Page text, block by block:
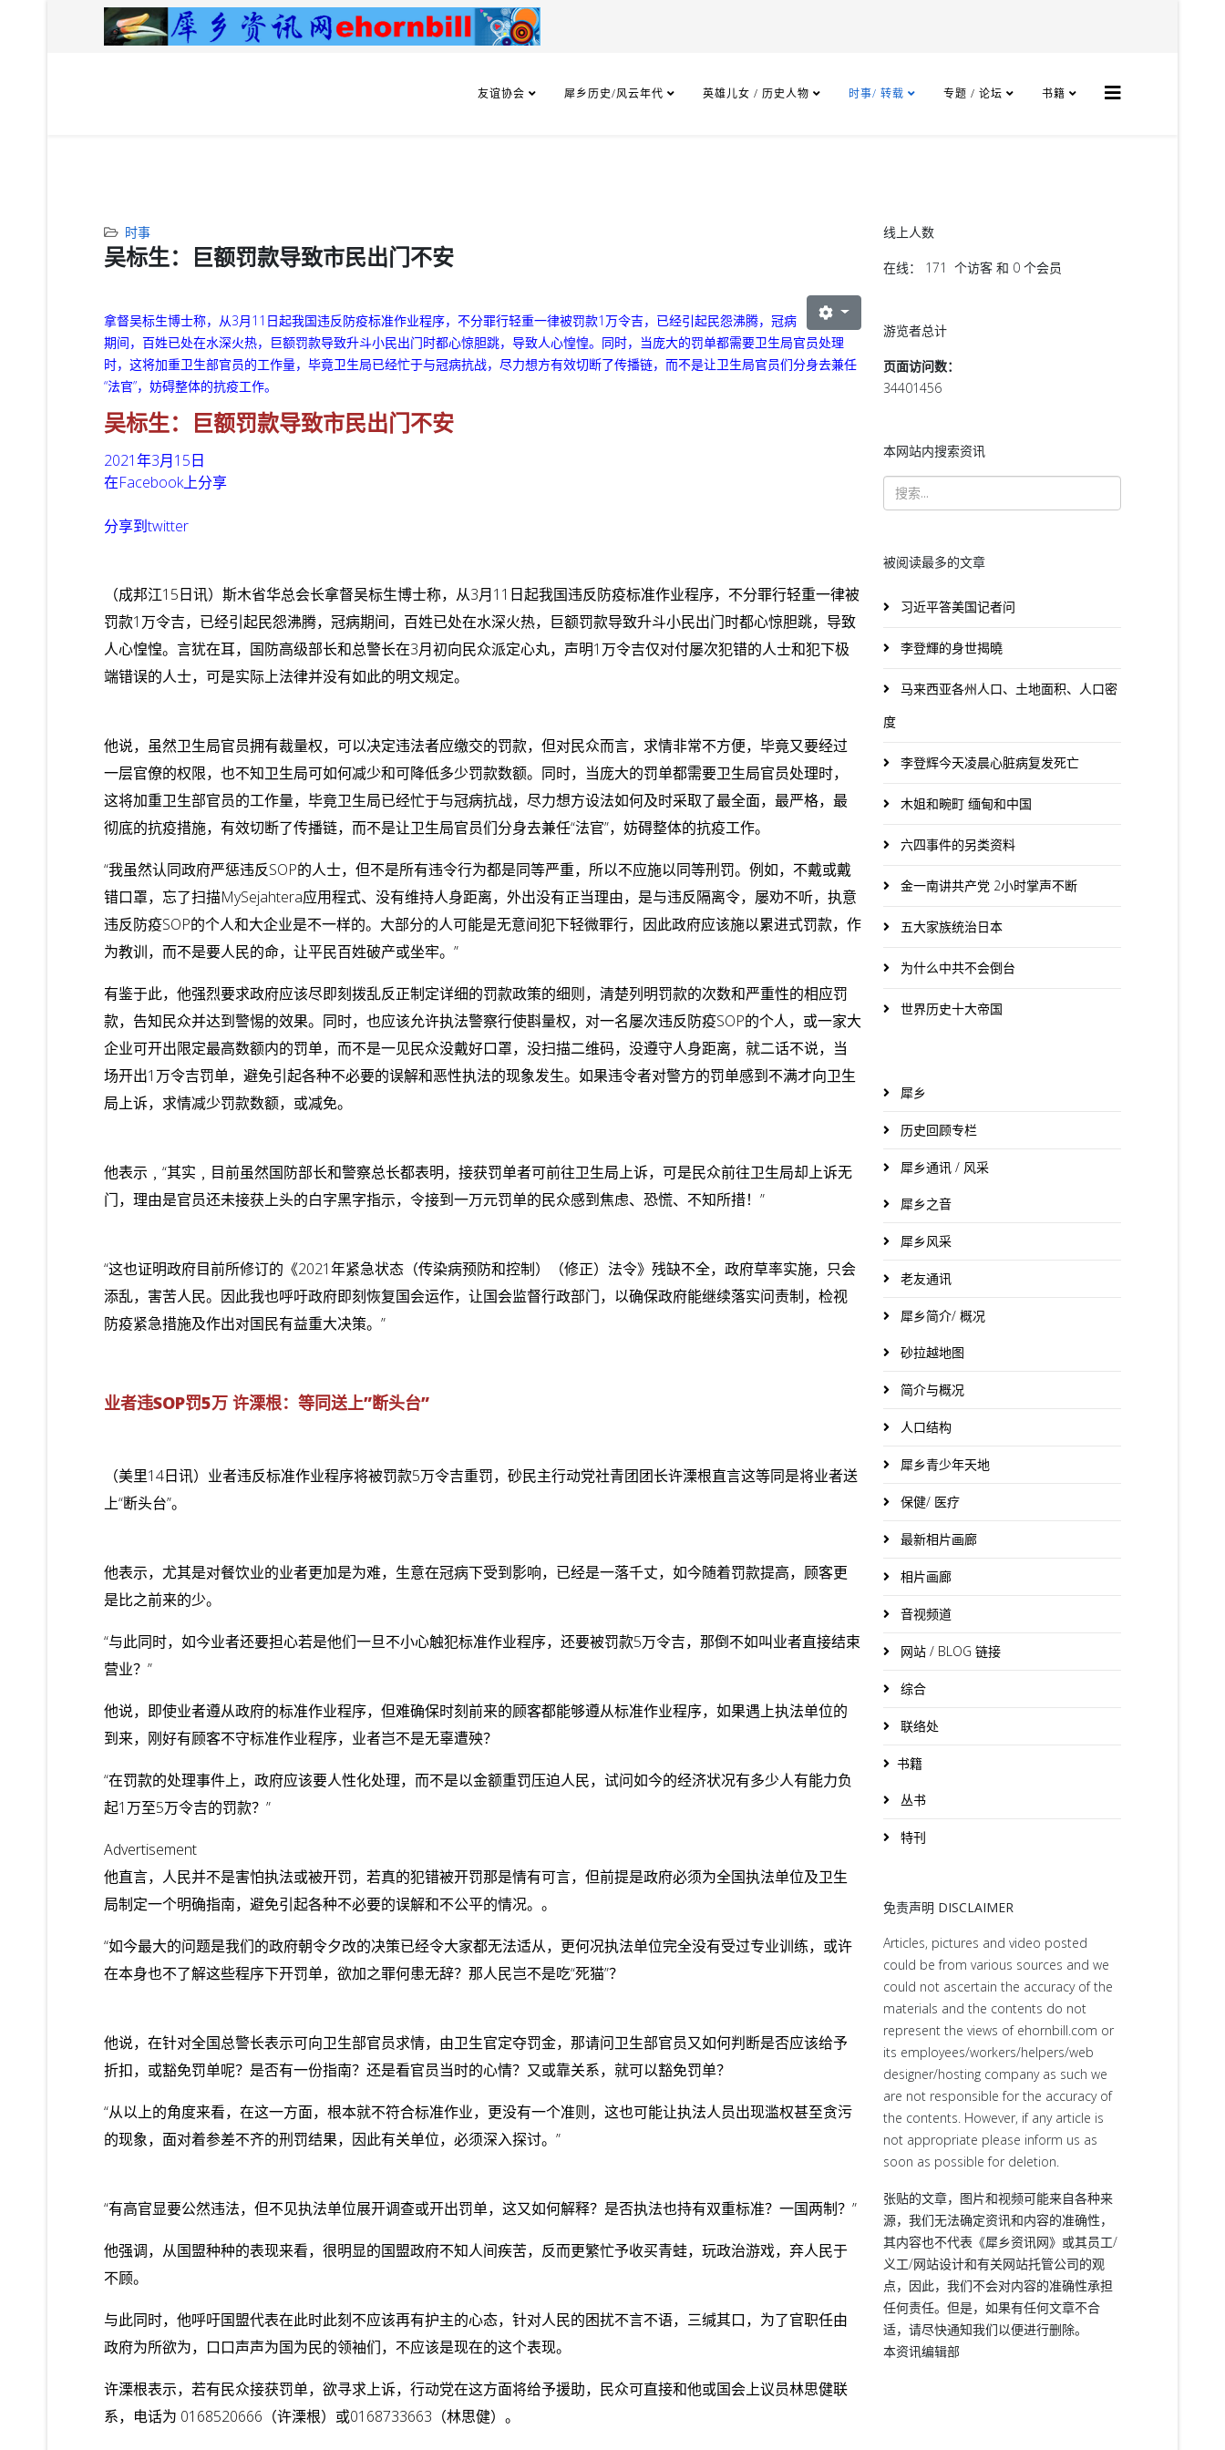
友谊协会 犀乡历史/风云年代 英雄儿女 / 历史人物 时事/ 转载 专题 / 论坛 书籍
时事
吴标生：巨额罚款导致市民出门不安
拿督吴标生博士称，从3月11日起我国违反防疫标准作业程序，不分罪行轻重一律被罚款1万令吉，已经引起民怨沸腾，冠病
期间，百姓已处在水深火热，巨额罚款导致升斗小民出门时都心惊胆跳，导致人心惶惶。 同时，当庞大的罚单都需要卫生局官员处理
时，这将加重卫生部官员的工作量，毕竟卫生局已经忙于与冠病抗战，尽力想方有效切断了传播链，而不是让卫生局官员们分身去兼任
“法官”，妨碍整体的抗疫工作。
吴标生：巨额罚款导致市民出门不安
2021年3月15日
在Facebook上分享
分享到twitter
（成邦江15日讯）斯木省华总会长拿督吴标生博士称，从3月11日起我国违反防疫标准作业程序，不分罪行轻重一律被
罚款1万令吉，已经引起民怨沸腾，冠病期间，百姓已处在水深火热，巨额罚款导致升斗小民出门时都心惊胆跳，导致
人心惶惶。言犹在耳，国防高级部长和总警长在3月初向民众派定心丸，声明1万令吉仅对付屡次犯错的人士和犯下极
端错误的人士，可是实际上法律并没有如此的明文规定。
他说，虽然卫生局官员拥有裁量权，可以决定违法者应缴交的罚款，但对民众而言，求情非常不方便，毕竟又要经过
一层官僚的权限，也不知卫生局可如何减少和可降低多少罚款数额。同时，当庞大的罚单都需要卫生局官员处理时，
这将加重卫生部官员的工作量，毕竟卫生局已经忙于与冠病抗战，尽力想方设法如何及时采取了最全面，最严格，最
彻底的抗疫措施，有效切断了传播链，而不是让卫生局官员们分身去兼任“法官”，妨碍整体的抗疫工作。
“我虽然认同政府严惩违反SOP的人士，但不是所有违令行为都是同等严重，所以不应施以同等刑罚。例如，不戴或戴
错口罩，忘了扫描MySejahtera应用程式、没有维持人身距离，外出没有正当理由，是与违反隔离令，屡劝不听，执意
违反防疫SOP的个人和大企业是不一样的。大部分的人可能是无意间犯下轻微罪行，因此政府应该施以累进式罚款，作
为教训，而不是要人民的命，让平民百姓破产或坐牢。”
有鉴于此，他强烈要求政府应该尽即刻拨乱反正制定详细的罚款政策的细则，清楚列明罚款的次数和严重性的相应罚
款，告知民众并达到警惕的效果。同时，也应该允许执法警察行使斟量权，对一名屡次违反防疫SOP的个人，或一家大
企业可开出限定最高数额内的罚单，而不是一见民众没戴好口罩，没扫描二维码，没遵守人身距离，就二话不说，当
场开出1万令吉罚单，避免引起各种不必要的误解和恶性执法的现象发生。如果违令者对警方的罚单感到不满才向卫生
局上诉，求情减少罚款数额，或减免。
他表示﹐“其实﹐目前虽然国防部长和警察总长都表明，接获罚单者可前往卫生局上诉，可是民众前往卫生局却上诉无
门，理由是官员还未接获上头的白字黑字指示，令接到一万元罚单的民众感到焦虑、恐慌、不知所措！”
“这也证明政府目前所修订的《2021年紧急状态（传染病预防和控制）（修正）法令》残缺不全，政府草率实施，只会
添乱，害苦人民。因此我也呼吁政府即刻恢复国会运作，让国会监督行政部门，以确保政府能继续落实问责制，检视
防疫紧急措施及作出对国民有益重大决策。”
业者违SOP罚5万 许溧根：等同送上”断头台”
（美里14日讯）业者违反标准作业程序将被罚款5万令吉重罚，砂民主行动党社青团团长许溧根直言这等同是将业者送
上“断头台”。
他表示，尤其是对餐饮业的业者更加是为难，生意在冠病下受到影响，已经是一落千丈，如今随着罚款提高，顾客更
是比之前来的少。
“与此同时，如今业者还要担心若是他们一旦不小心触犯标准作业程序，还要被罚款5万令吉，那倒不如叫业者直接结束
营业？”
他说，即使业者遵从政府的标准作业程序，但难确保时刻前来的顾客都能够遵从标准作业程序，如果遇上执法单位的
到来，刚好有顾客不守标准作业程序，业者岂不是无辜遭殃？
“在罚款的处理事件上，政府应该要人性化处理，而不是以金额重罚压迫人民，试问如今的经济状况有多少人有能力负
起1万至5万令吉的罚款？”
Advertisement
他直言，人民并不是害怕执法或被开罚，若真的犯错被开罚那是情有可言，但前提是政府必须为全国执法单位及卫生
局制定一个明确指南，避免引起各种不必要的误解和不公平的情况。。
“如今最大的问题是我们的政府朝令夕改的决策已经令大家都无法适从，更何况执法单位完全没有受过专业训练，或许
在本身也不了解这些程序下开罚单，欲加之罪何患无辞？那人民岂不是吃“死猫”？
他说，在针对全国总警长表示可向卫生部官员求情，由卫生官定夺罚金，那请问卫生部官员又如何判断是否应该给予
折扣，或豁免罚单呢？是否有一份指南？还是看官员当时的心情？又或靠关系，就可以豁免罚单？
“从以上的角度来看，在这一方面，根本就不符合标准作业，更没有一个准则，这也可能让执法人员出现滥权甚至贪污
的现象，面对着参差不齐的刑罚结果，因此有关单位，必须深入探讨。”
“有高官显要公然违法，但不见执法单位展开调查或开出罚单，这又如何解释？是否执法也持有双重标准？一国两制？”
他强调，从国盟种种的表现来看，很明显的国盟政府不知人间疾苦，反而更繁忙予收买青蛙，玩政治游戏，弃人民于
不顾。
与此同时，他呼吁国盟代表在此时此刻不应该再有护主的心态，针对人民的困扰不言不语，三缄其口，为了官职任由
政府为所欲为，口口声声为国为民的领袖们，不应该是现在的这个表现。
许溧根表示，若有民众接获罚单，欲寻求上诉，行动党在这方面将给予援助，民众可直接和他或国会上议员林思健联
系，电话为 0168520666（许溧根）或0168733663（林思健）。
线上人数
在线： 171 个访客 和 0 个会员
游览者总计
页面访问数：
34401456
本网站内搜索资讯
被阅读最多的文章
习近平答美国记者问
李登輝的身世揭曉
马来西亚各州人口、土地面积、人口密
度
李登辉今天凌晨心脏病复发死亡
木姐和畹町 缅甸和中国
六四事件的另类资料
金一南讲共产党 2小时掌声不断
五大家族统治日本
为什么中共不会倒台
世界历史十大帝国
犀乡
历史回顾专栏
犀乡通讯 / 风采
犀乡之音
犀乡风采
老友通讯
犀乡简介/ 概况
砂拉越地图
简介与概况
人口结构
犀乡青少年天地
保健/ 医疗
最新相片画廊
相片画廊
音视频道
网站 / BLOG 链接
综合
联络处
书籍
丛书
特刊
免责声明 DISCLAIMER
Articles, pictures and video posted
could be from various sources and we
could not ascertain the accuracy of the
materials and the contents do not
represent the views of ehornbill.com or
its employees/workers/helpers/web
designer/hosting company as such we
are not responsible for the accuracy of
the contents. However, if any article is
not appropriate please inform us as
soon as possible for deletion.
张贴的文章，图片和视频可能来自各种来
源，我们无法确定资讯和内容的准确性，
其内容也不代表《犀乡资讯网》或其员工/
义工/网站设计和有关网站托管公司的观
点，因此，我们不会对内容的准确性承担
任何责任。但是，如果有任何文章不合
适，请尽快通知我们以便进行删除。
本资讯编辑部